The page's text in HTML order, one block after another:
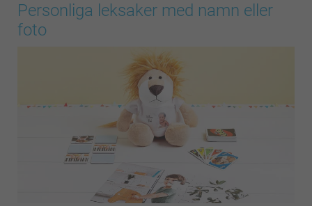
Personliga leksaker med namn eller
foto